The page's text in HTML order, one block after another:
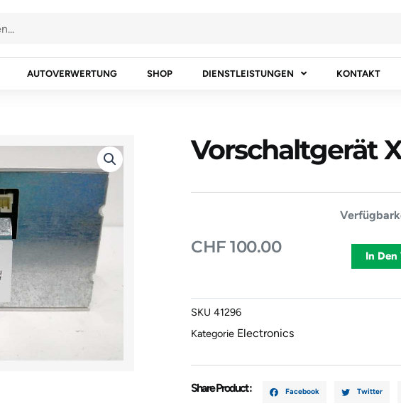
AUTOVERWERTUNG SHOP DIENSTLEISTUNGEN KONTAKT
Vorschaltgerät
CHF 100.00
89393773
Menge
In
SKU41296
Kategorie Electronics
Share Product : Facebook Twitter